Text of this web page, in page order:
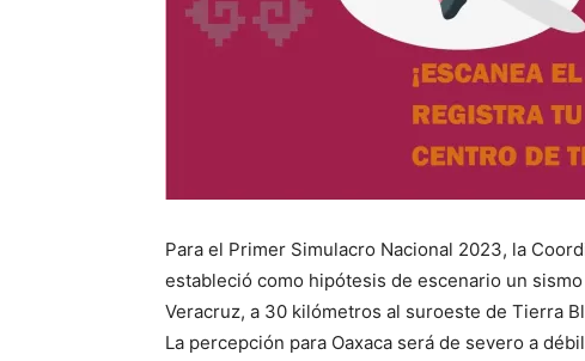
Para el Primer Simulacro Nacional 2023, la
estableció como hipótesis de escenario un
Veracruz, a 30 kilómetros al suroeste de Tierra
La percepción para Oaxaca será de severo a